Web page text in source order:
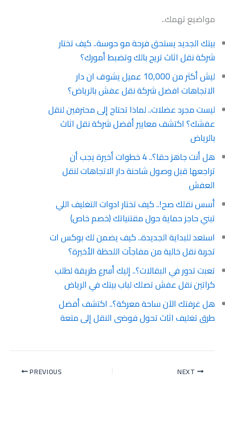
مواضيع تهمك..
بيتك الجديد يستحق فرحة مو حوسة.. كيف تختار
شركة نقل اثاث تريح بالك وتضبط أمورك؟
ليش أكثر من 10,000 عميل يشوف ان دار
الاتجاهات افضل شركة نقل عفش بالرياض؟
ليست مجرد عضلات.. لماذا تحتاج إلى محترفين لنقل
عفشك؟ اكتشف معايير أفضل شركة نقل اثاث
بالرياض
هل أنت جاهز حقا؟.. 4 خطوات أخيرة يجب أن
تراجعها قبل وصول شاحنة دار الاتجاهات لنقل
العفش
أسس نقلك صح!.. كيف تختار ادوات التغليف اللي
تبني حاجز حماية حول مقتنياتك (خصم خاص)
استعد للبداية الجديدة.. كيف يضمن لك بوكس ات
تجربة نقل خالية من مفاجآت اللحظة الأخيرة؟
تعبت تدور في البقالات؟.. إليك أسرع طريقة لطلب
كراتين نقل عفش تصلك لباب بيتك في الرياض
هل غرفتك الآن ساحة معركة؟.. اكتشف أفضل
طرق تغليف اثاث تحول فوضى النقل إلى متعة
PREVIOUS NEXT